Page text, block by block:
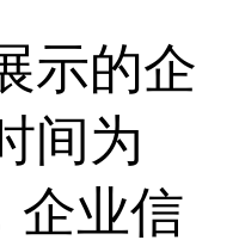
示的企
间为
企业信